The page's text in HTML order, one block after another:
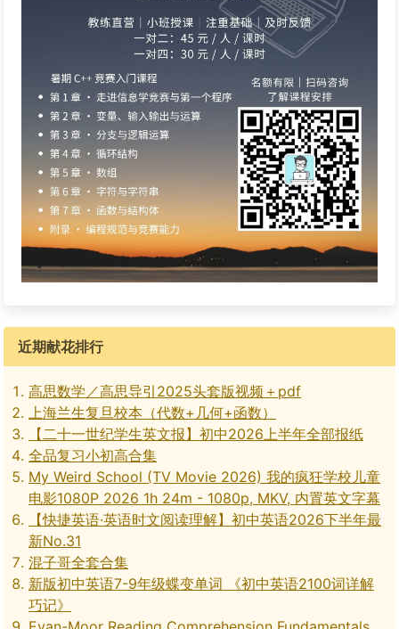
近期献花排行
高思数学／高思导引2025头套版视频＋pdf
上海兰生复旦校本（代数+几何+函数）
【二十一世纪学生英文报】初中2026上半年全部报纸
全品复习小初高合集
My Weird School (TV Movie 2026) 我的疯狂学校儿童
电影1080P 2026 1h 24m - 1080p, MKV, 内置英文字幕
【快捷英语·英语时文阅读理解】初中英语2026下半年最
新No.31
混子哥全套合集
新版初中英语7-9年级蝶变单词 《初中英语2100词详解
巧记》